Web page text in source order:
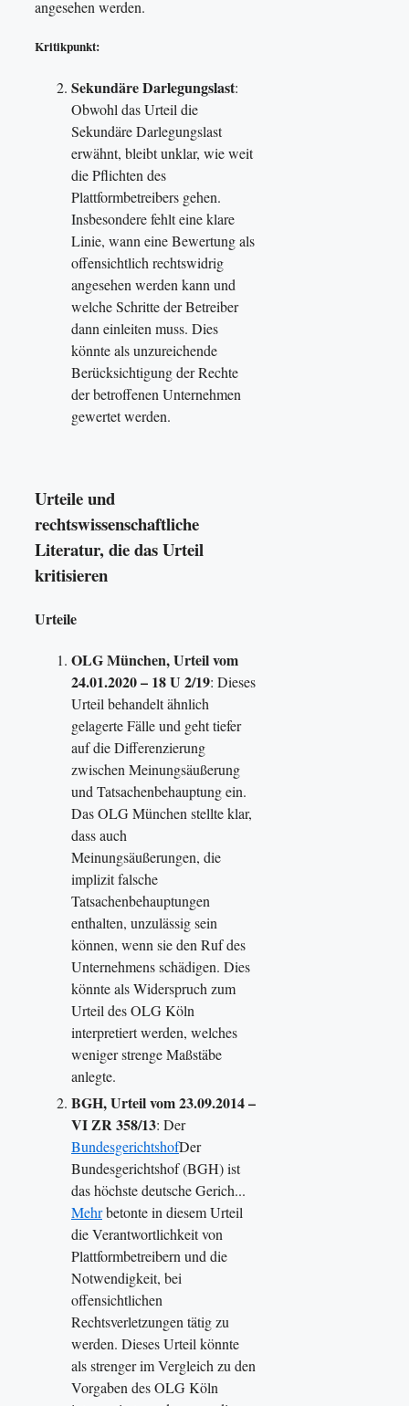
angesehen werden.
Kritikpunkt:
Sekundäre Darlegungslast:
Obwohl das Urteil die
Sekundäre Darlegungslast
erwähnt, bleibt unklar, wie weit
die Pflichten des
Plattformbetreibers gehen.
Insbesondere fehlt eine klare
Linie, wann eine Bewertung als
offensichtlich rechtswidrig
angesehen werden kann und
welche Schritte der Betreiber
dann einleiten muss. Dies
könnte als unzureichende
Berücksichtigung der Rechte
der betroffenen Unternehmen
gewertet werden.
Urteile und
rechtswissenschaftliche
Literatur, die das Urteil
kritisieren
Urteile
OLG München, Urteil vom
24.01.2020 – 18 U 2/19: Dieses
Urteil behandelt ähnlich
gelagerte Fälle und geht tiefer
auf die Differenzierung
zwischen Meinungsäußerung
und Tatsachenbehauptung ein.
Das OLG München stellte klar,
dass auch
Meinungsäußerungen, die
implizit falsche
Tatsachenbehauptungen
enthalten, unzulässig sein
können, wenn sie den Ruf des
Unternehmens schädigen. Dies
könnte als Widerspruch zum
Urteil des OLG Köln
interpretiert werden, welches
weniger strenge Maßstäbe
anlegte.
BGH, Urteil vom 23.09.2014 –
VI ZR 358/13: Der
BundesgerichtshofDer
Bundesgerichtshof (BGH) ist
das höchste deutsche Gerich...
Mehrbetonte in diesem Urteil
die Verantwortlichkeit von
Plattformbetreibern und die
Notwendigkeit, bei
offensichtlichen
Rechtsverletzungen tätig zu
werden. Dieses Urteil könnte
als strenger im Vergleich zu den
Vorgaben des OLG Köln